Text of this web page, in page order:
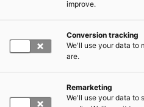
on tärkeä?
kasvomaski?
ja kierrättää?
for Business and
improve.
Conversion tracking
We'll use your data to
are.
Remarketing
We'll use your data to